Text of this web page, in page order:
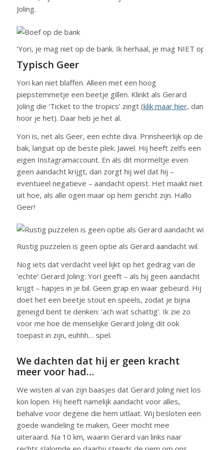
Joling.
‘Yori, je mag niet op de bank. Ik herhaal, je mag NIET op de
Typisch Geer
Yori kan niet blaffen. Alleen met een hoog
piepstemmetje een beetje gillen. Klinkt als Gerard
Joling die ‘Ticket to the tropics’ zingt (klik maar hier, dan
hoor je het). Daar heb je het al.
Yori is, net als Geer, een echte diva. Prinsheerlijk op de
bak, languit op de beste plek. Jawel. Hij heeft zelfs een
eigen Instagramaccount. En als dit mormeltje even
geen aandacht krijgt, dan zorgt hij wel dat hij –
eventueel negatieve – aandacht opeist. Het maakt niet
uit hoe, als alle ogen maar op hem gericht zijn. Hallo
Geer!
Rustig puzzelen is geen optie als Gerard aandacht wil.
Nog iets dat verdacht veel lijkt op het gedrag van de
‘echte’ Gerard Joling: Yori geeft – als hij geen aandacht
krijgt – hapjes in je bil. Geen grap en waar gebeurd. Hij
doet het een beetje stout en speels, zodat je bijna
geneigd bent te denken: ‘ach wat schattig’. Ik zie zo
voor me hoe de menselijke Gerard Joling dit ook
toepast in zijn, euhhh… spel.
We dachten dat hij er geen kracht
meer voor had…
We wisten al van zijn baasjes dat Gerard Joling niet los
kon lopen. Hij heeft namelijk aandacht voor alles,
behalve voor degene die hem uitlaat. Wij besloten een
goede wandeling te maken, Geer mocht mee
uiteraard. Na 10 km, waarin Gerard van links naar